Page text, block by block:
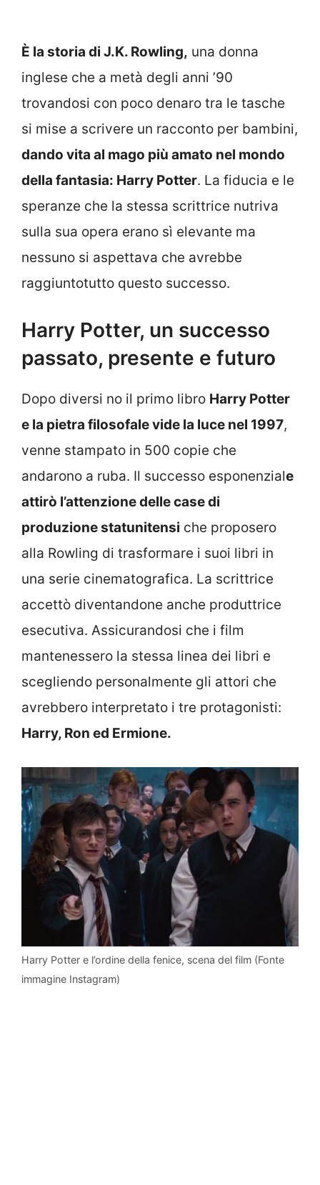
È la storia di J.K. Rowling, una donna
inglese che a metà degli anni ’90
trovandosi con poco denaro tra le tasche
si mise a scrivere un racconto per bambini,
dando vita al mago più amato nel mondo
della fantasia: Harry Potter. La fiducia e le
speranze che la stessa scrittrice nutriva
sulla sua opera erano sì elevante ma
nessuno si aspettava che avrebbe
raggiuntotutto questo successo.
Harry Potter, un successo
passato, presente e futuro
Dopo diversi no il primo libro Harry Potter
e la pietra filosofale vide la luce nel 1997,
venne stampato in 500 copie che
andarono a ruba. Il successo esponenziale
attirò l’attenzione delle case di
produzione statunitensi che proposero
alla Rowling di trasformare i suoi libri in
una serie cinematografica. La scrittrice
accettò diventandone anche produttrice
esecutiva. Assicurandosi che i film
mantenessero la stessa linea dei libri e
scegliendo personalmente gli attori che
avrebbero interpretato i tre protagonisti:
Harry, Ron ed Ermione.
Harry Potter e l’ordine della fenice, scena del film (Fonte
immagine Instagram)